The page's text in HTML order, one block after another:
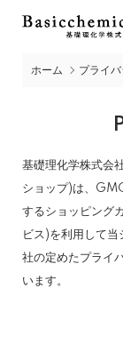
ホーム プライ
基礎理化学株式会
ショップ)は、
するショッピング
ビス)を利用して
社の定めたプライ
います。